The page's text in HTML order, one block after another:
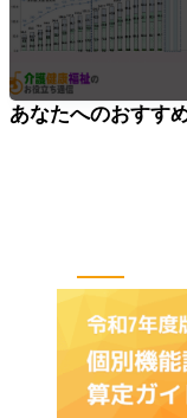
あなたへのおすす